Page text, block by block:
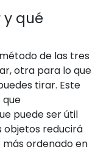
qué
de las tres
otra para lo que
tirar. Este
que
puede ser útil
objetos reducirá
ordenado en